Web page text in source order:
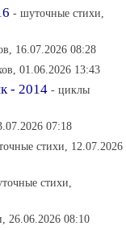
- шуточные стихи,
16.07.2026 08:28
01.06.2026 13:43
- 2014 - циклы
07:18
стихи, 12.07.2026
стихи,
26.06.2026 08:10